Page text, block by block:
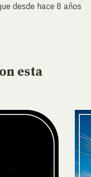
desde hace 8 años
esta